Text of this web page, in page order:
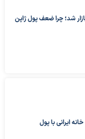
شد؛ چرا ضعف پول ژاپن
ایرانی با پول